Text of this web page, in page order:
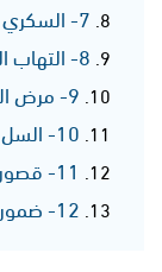
7- السكري من النوع الأول
8- التهاب المفاصل الروماتويدي (RA)
9- مرض الانسداد الرئوي المزمن (COPD)
10- السل (TB)
11- قصور القلب الاحتقاني (CHF)
12- ضمور العضلات